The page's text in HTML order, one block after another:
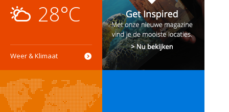
28°C
Weer & Klimaat